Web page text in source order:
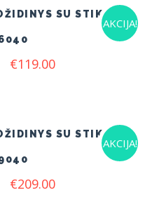
AKCIJA!
SU STIKLU
Original
€119.00Current
AKCIJA!
SU STIKLU
Original
€209.00Current